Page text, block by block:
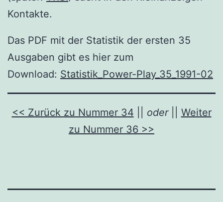
Kontakte.
Das PDF mit der Statistik der ersten 35
Ausgaben gibt es hier zum
Download: Statistik_Power-Play_35_1991-02
<< Zurück zu Nummer 34 oder|| Weiter
zu Nummer 36 >>